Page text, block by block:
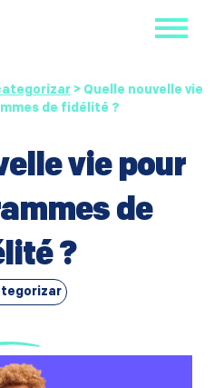
> Quelle nouvelle vie
de fidélité ?
vie pour
de
?